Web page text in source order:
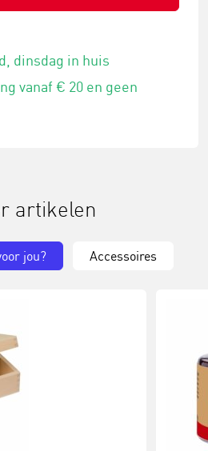
dinsdag in huis
vanaf € 20 en geen
artikelen
jou? Accessoires